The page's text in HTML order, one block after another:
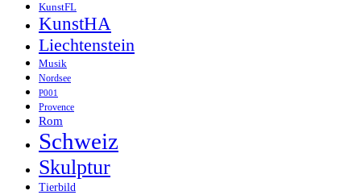
KunstFL
KunstHA
Liechtenstein
Musik
Nordsee
P001
Provence
Rom
Schweiz
Skulptur
Tierbild